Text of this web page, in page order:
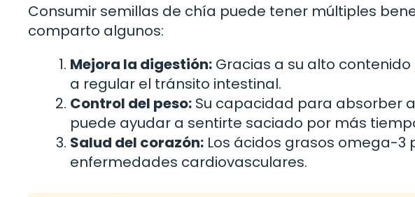
Consumir semillas de chía puede tener múltiples
comparto algunos:
Mejora la digestión: Gracias a su alto
a regular el tránsito intestinal.
Control del peso: Su capacidad para absorber
puede ayudar a sentirte saciado por más
Salud del corazón: Los ácidos grasos omega-3
enfermedades cardiovasculares.